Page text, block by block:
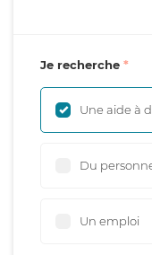
Je recherche
Une aide à
Du
Un emploi